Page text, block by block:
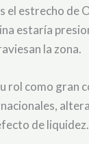
el estrecho
estaría
la zona.
rol como
de liquidez.